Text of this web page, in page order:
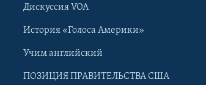
Дискуссия VOA
История «Голоса Америки»
Учим английский
ПОЗИЦИЯ ПРАВИТЕЛЬСТВА США